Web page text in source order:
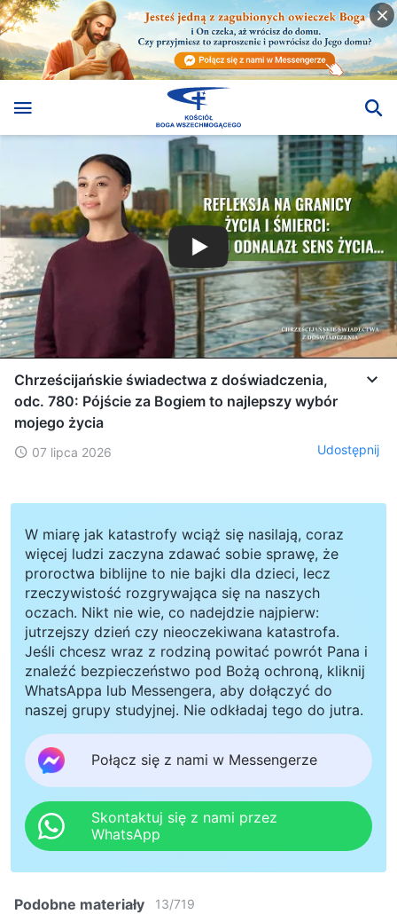
Chrześcijańskie świadectwa z doświadczenia,
odc. 780: Pójście za Bogiem to najlepszy wybór
mojego życia
07 lipca 2026 Udostępnij
W miarę jak katastrofy wciąż się nasilają, coraz
więcej ludzi zaczyna zdawać sobie sprawę, że
proroctwa biblijne to nie bajki dla dzieci, lecz
rzeczywistość rozgrywająca się na naszych
oczach. Nikt nie wie, co nadejdzie najpierw:
jutrzejszy dzień czy nieoczekiwana katastrofa.
Jeśli chcesz wraz z rodziną powitać powrót Pana i
znaleźć bezpieczeństwo pod Bożą ochroną, kliknij
WhatsAppa lub Messengera, aby dołączyć do
naszej grupy studyjnej. Nie odkładaj tego do jutra.
Połącz się z nami w Messengerze
Skontaktuj się z nami przez
WhatsApp
Podobne materiały 13/719